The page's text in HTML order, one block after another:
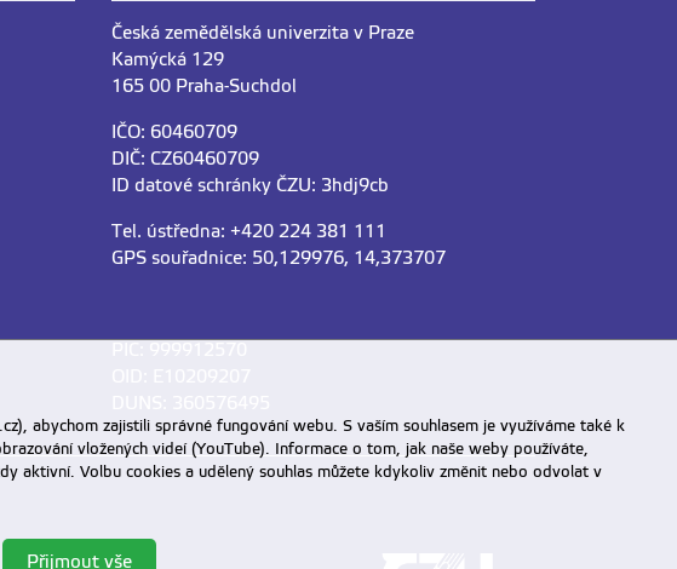
Česká zemědělská univerzita v Praze
Kamýcká 129
165 00 Praha-Suchdol
IČO: 60460709
DIČ: CZ60460709
ID datové schránky ČZU: 3hdj9cb
Tel. ústředna: +420 224 381 111
GPS souřadnice: 50,129976, 14,373707
abychom zajistili správné fungování webu. S vaším souhlasem je využíváme také k
vložených videí (YouTube). Informace o tom, jak naše weby používáte,
aktivní. Volbu cookies a udělený souhlas můžete kdykoliv změnit nebo odvolat v
Přijmout vše